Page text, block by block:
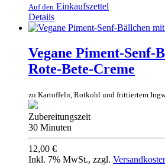
Auf den Einkaufszettel
Details
Vegane Piment-Senf-
Rote-Bete-Creme
zu Kartoffeln, Rotkohl und frittiertem
Zubereitungszeit
30 Minuten
12,00 €
Inkl. 7% MwSt., zzgl.